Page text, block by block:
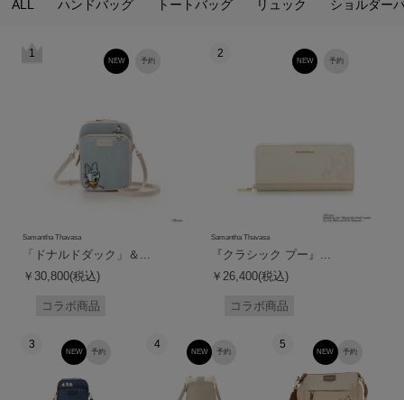
ALL ハンドバッグ トートバッグ リュック ショルダー
1
予約
NEW
Samantha Thavasa
「ドナルドダック」＆...
￥30,800(税込)
コラボ商品
2
予約
NEW
Samantha Thavasa
『クラシック プー』...
￥26,400(税込)
コラボ商品
3
予約
NEW
4
予約
NEW
5
予約
NEW